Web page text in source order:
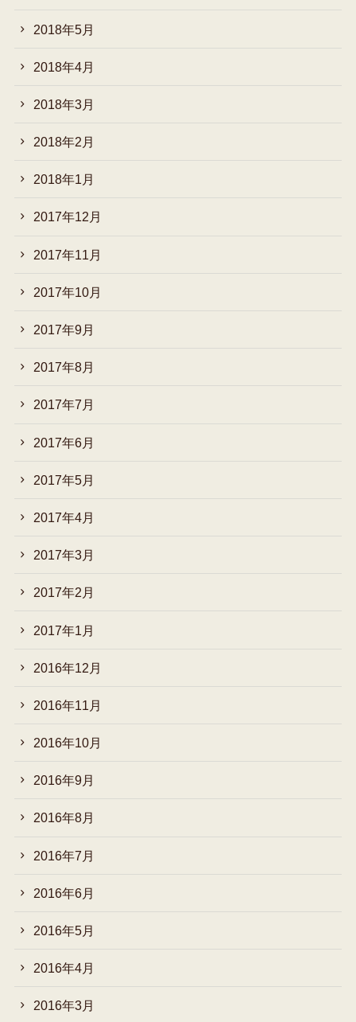
2018年5月
2018年4月
2018年3月
2018年2月
2018年1月
2017年12月
2017年11月
2017年10月
2017年9月
2017年8月
2017年7月
2017年6月
2017年5月
2017年4月
2017年3月
2017年2月
2017年1月
2016年12月
2016年11月
2016年10月
2016年9月
2016年8月
2016年7月
2016年6月
2016年5月
2016年4月
2016年3月